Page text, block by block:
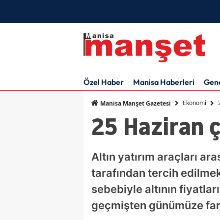
Özel Haber Manisa Haberleri
Manisa Manşet Gazetesi Ekonomi
25 Haziran
Altın yatırım araçları
tarafından tercih
sebebiyle altının
geçmişten günümüze